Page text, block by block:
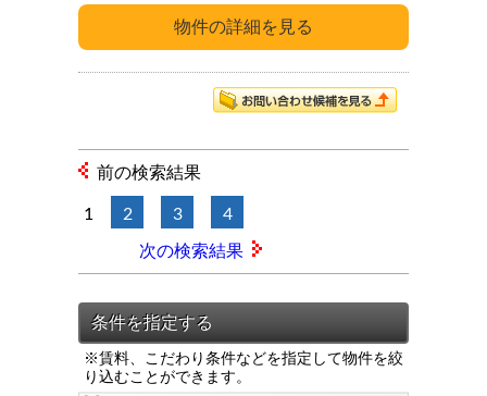
前の検索結果
1 2 3 4
次の検索結果
※賃料、こだわり条件などを指定して物件を絞
り込むことができます。